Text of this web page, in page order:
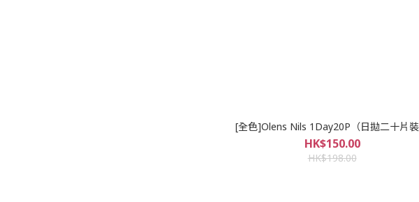
[全色]Olens Nils 1Day20P（日拋二十片裝
HK$150.00
HK$198.00